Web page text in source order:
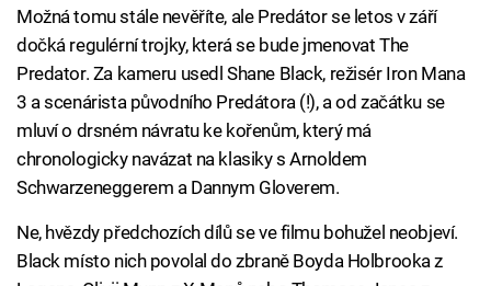
Možná tomu stále nevěříte, ale Predátor se letos v září
dočká regulérní trojky, která se bude jmenovat The
Predator. Za kameru usedl Shane Black, režisér Iron Mana
3 a scenárista původního Predátora (!), a od začátku se
mluví o drsném návratu ke kořenům, který má
chronologicky navázat na klasiky s Arnoldem
Schwarzeneggerem a Dannym Gloverem.
Ne, hvězdy předchozích dílů se ve filmu bohužel neobjeví.
Black místo nich povolal do zbraně Boyda Holbrooka z